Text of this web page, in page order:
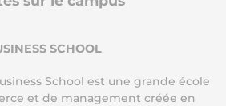
SCHOOL
School est une grande école
et de management créée en